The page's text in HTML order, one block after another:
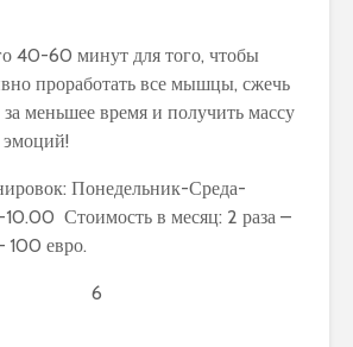
40-60 минут для того, чтобы
проработать все мышцы, сжечь
меньшее время и получить массу
Понедельник-Среда-
Стоимость в месяц: 2 раза –
100 евро.